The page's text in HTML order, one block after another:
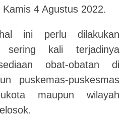
4 Agustus 2022.
ini perlu dilakukan
sering kali terjadinya
obat-obatan di
puskemas-puskesmas
maupun wilayah